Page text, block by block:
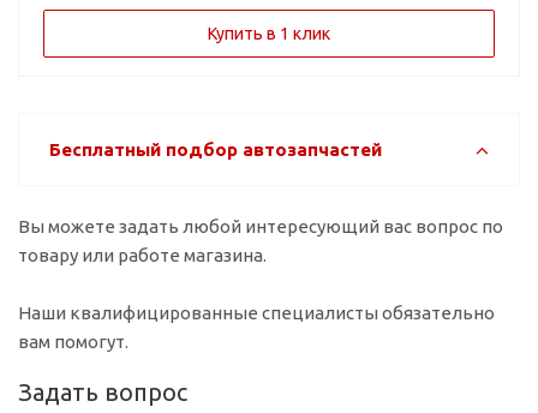
Купить в 1 клик
Бесплатный подбор автозапчастей
Вы можете задать любой интересующий вас вопрос по
товару или работе магазина.
Наши квалифицированные специалисты обязательно
вам помогут.
Задать вопрос